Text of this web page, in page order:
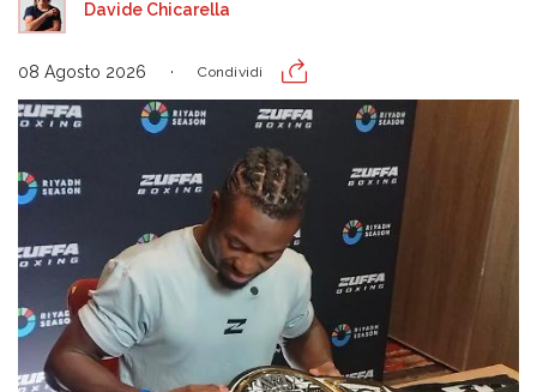
Davide Chicarella
08 Agosto 2026 Condividi